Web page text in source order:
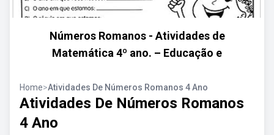
Números Romanos - Atividades de
Matemática 4º ano. – Educação e
Home>Atividades De Números Romanos 4 Ano
Atividades De Números Romanos
4 Ano